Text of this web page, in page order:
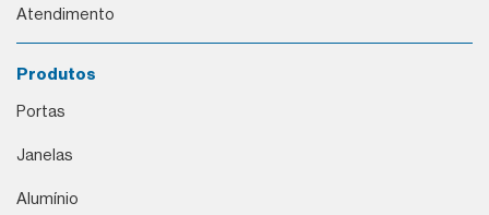
Atendimento
Produtos
Portas
Janelas
Alumínio